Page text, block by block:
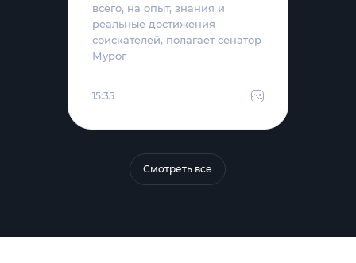
всего, на опыт, знания и
реальные достижения
соискателей, полагает сенатор
Мурог
15:35
Смотреть все